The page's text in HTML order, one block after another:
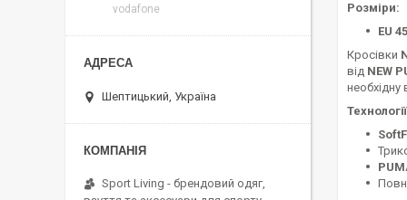
Розміри:
EU
Кросівки
від NEW
необхідну
vodafone
Шептицький, Україна
Sport Living - брендовий одяг,